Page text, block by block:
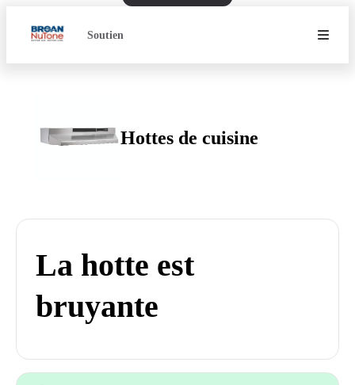
Soutien
Hottes de cuisine
La hotte est
bruyante